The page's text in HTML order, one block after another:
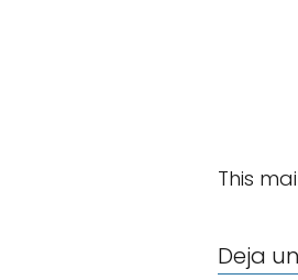
This
Deja